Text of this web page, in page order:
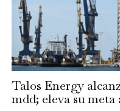
Talos Energy
mdd; eleva su meta